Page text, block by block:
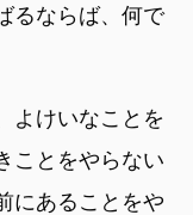
るならば、何で
よけいなことを
ことをやらない
にあることをや